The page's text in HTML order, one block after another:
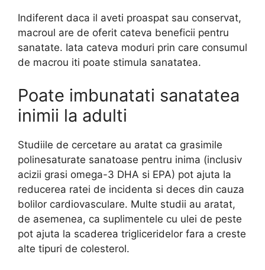
Indiferent daca il aveti proaspat sau conservat,
macroul are de oferit cateva beneficii pentru
sanatate. Iata cateva moduri prin care consumul
de macrou iti poate stimula sanatatea.
Poate imbunatati sanatatea
inimii la adulti
Studiile de cercetare au aratat ca grasimile
polinesaturate sanatoase pentru inima (inclusiv
acizii grasi omega-3 DHA si EPA) pot ajuta la
reducerea ratei de incidenta si deces din cauza
bolilor cardiovasculare. Multe studii au aratat,
de asemenea, ca suplimentele cu ulei de peste
pot ajuta la scaderea trigliceridelor fara a creste
alte tipuri de colesterol.